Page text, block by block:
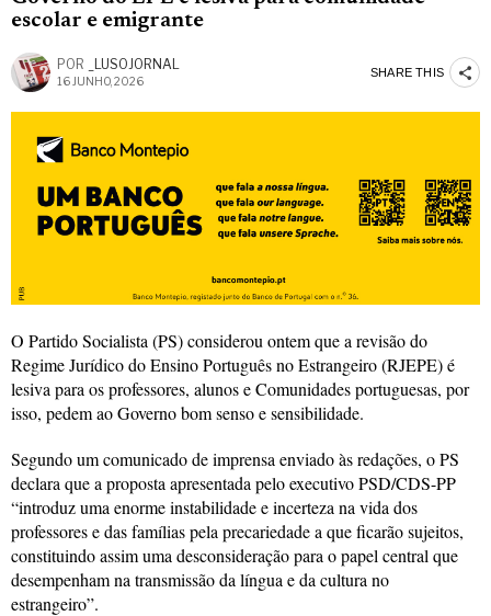
escolar e emigrante
POR _LUSOJORNAL
16 JUNHO, 2026
SHARE THIS
O Partido Socialista (PS) considerou ontem que a revisão do
Regime Jurídico do Ensino Português no Estrangeiro (RJEPE) é
lesiva para os professores, alunos e Comunidades portuguesas, por
isso, pedem ao Governo bom senso e sensibilidade.
Segundo um comunicado de imprensa enviado às redações, o PS
declara que a proposta apresentada pelo executivo PSD/CDS-PP
“introduz uma enorme instabilidade e incerteza na vida dos
professores e das famílias pela precariedade a que ficarão sujeitos,
constituindo assim uma desconsideração para o papel central que
desempenham na transmissão da língua e da cultura no
estrangeiro”.